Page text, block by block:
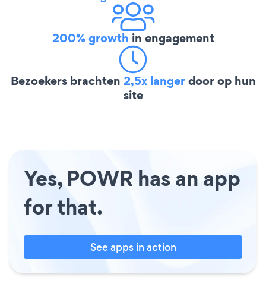
200% growth in engagement
Bezoekers brachten 2,5x langerdoor op hun
site
Yes, POWR has an app
for that.
See apps in action